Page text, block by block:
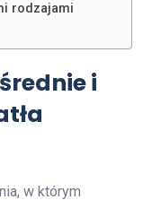
rodzajami
i
w którym